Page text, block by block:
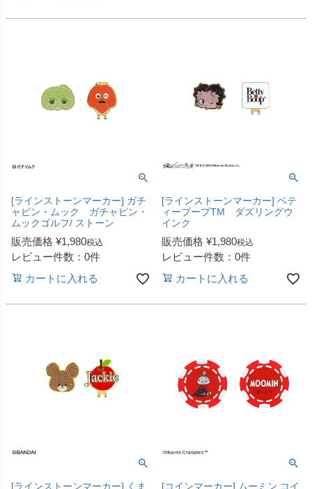
[ラインストーンマーカー] ガチ
ャピン・ムック ガチャピン・
ムックゴルフ/ ストーン
販売価格 ¥1,980税込
レビュー件数：0件
カートに入れる
[ラインストーンマーカー] ベテ
ィーブープTM ダズリングウ
インク
販売価格 ¥1,980税込
レビュー件数：0件
カートに入れる
[ラインストーンマーカー] くま
[コインマーカー] ムーミン コイ